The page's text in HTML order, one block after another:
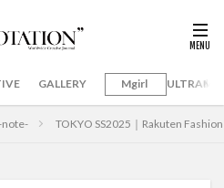
GALLERY Mgirl
note- TOKYO SS2025｜Rakuten